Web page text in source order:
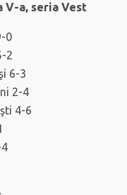
V-a, seria Vest
0
2
6-3
2-4
4-6